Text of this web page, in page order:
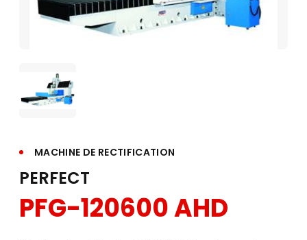
MACHINE DE RECTIFICATION
PERFECT
PFG-120600 AHD